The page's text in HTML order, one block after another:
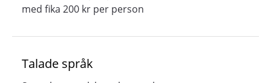
med fika 200 kr per person
Talade språk